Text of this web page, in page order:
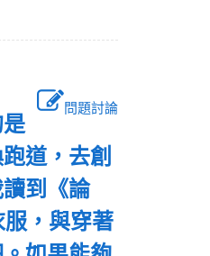
問題討論
道，去創
到《論
，與穿著